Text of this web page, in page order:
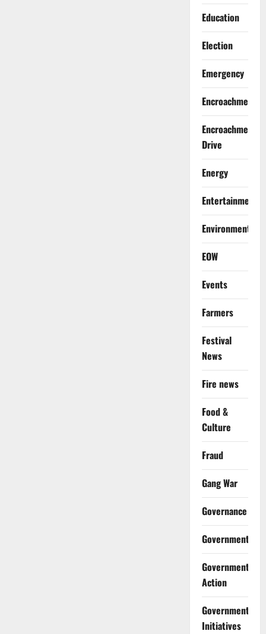
Education
Election
Emergency
Encroachment
Encroachment
Drive
Energy
Entertainment
Environment
EOW
Events
Farmers
Festival
News
Fire news
Food &
Culture
Fraud
Gang War
Governance
Government
Government
Action
Government
Initiatives